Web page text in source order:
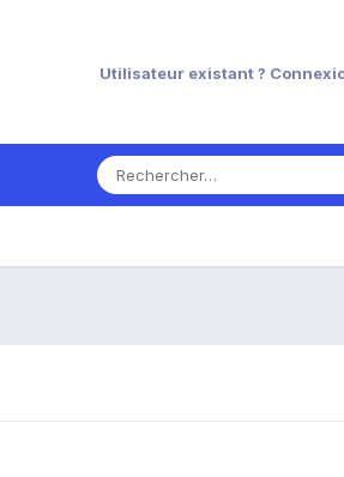
Utilisateur existant ?